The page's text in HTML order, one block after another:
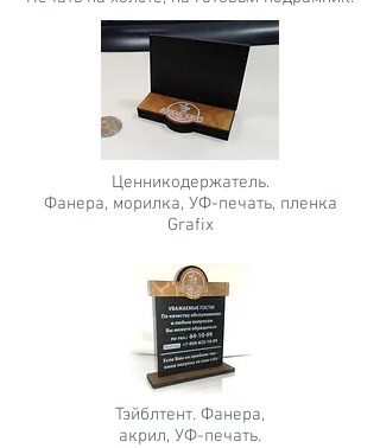
Ценникодержатель.
Фанера, морилка, УФ-печать, пленка
Grafix
Тэйблтент. Фанера,
акрил, УФ-печать.